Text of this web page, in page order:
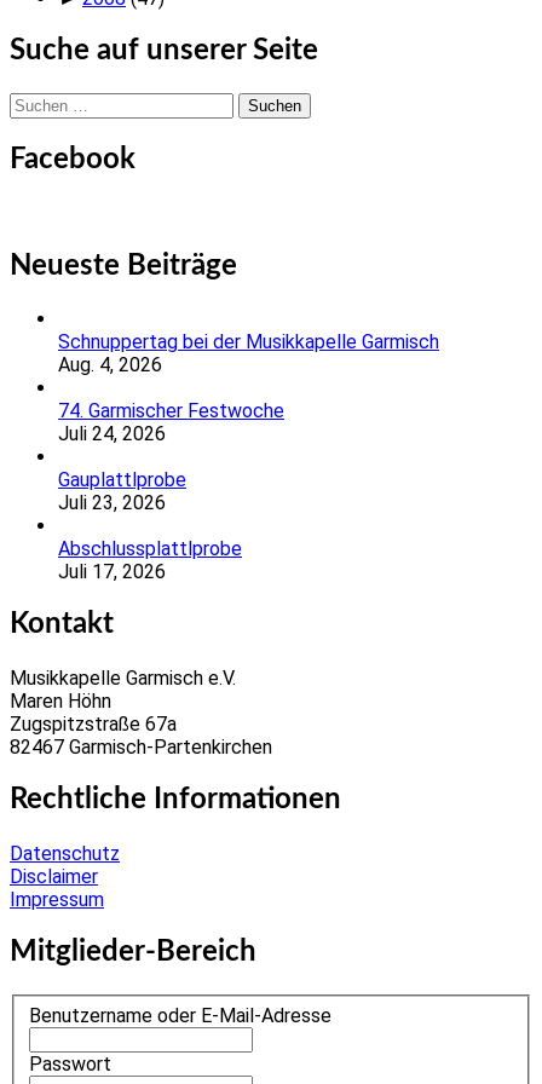
Suche auf unserer Seite
Suchen
nach:
Facebook
Neueste Beiträge
Schnuppertag bei der Musikkapelle Garmisch
Aug. 4, 2026
74. Garmischer Festwoche
Juli 24, 2026
Gauplattlprobe
Juli 23, 2026
Abschlussplattlprobe
Juli 17, 2026
Kontakt
Musikkapelle Garmisch e.V.
Maren Höhn
Zugspitzstraße 67a
82467 Garmisch-Partenkirchen
Rechtliche Informationen
Datenschutz
Disclaimer
Impressum
Mitglieder-Bereich
Benutzername oder E-Mail-Adresse
Passwort